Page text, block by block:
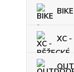
XC -